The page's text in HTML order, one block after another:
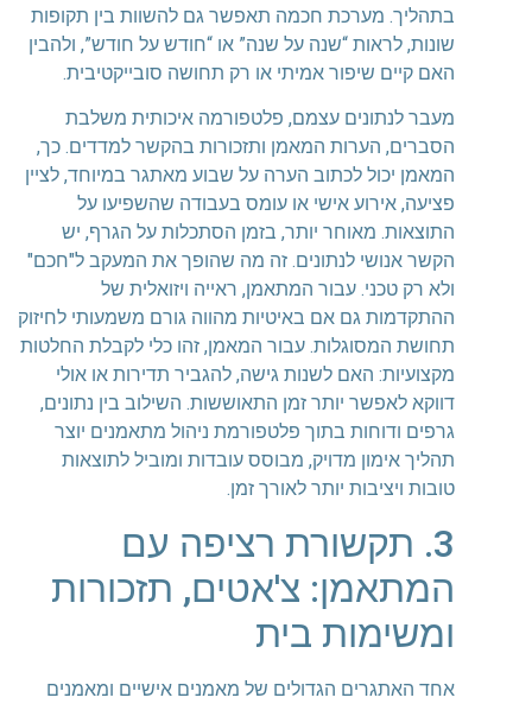
בתהליך. מערכת חכמה תאפשר גם להשוות בין תקופות
שונות, לראות “שנה על שנה” או “חודש על חודש”, ולהבין
האם קיים שיפור אמיתי או רק תחושה סובייקטיבית.
מעבר לנתונים עצמם, פלטפורמה איכותית משלבת
הסברים, הערות המאמן ותזכורות בהקשר למדדים. כך,
המאמן יכול לכתוב הערה על שבוע מאתגר במיוחד, לציין
פציעה, אירוע אישי או עומס בעבודה שהשפיעו על
התוצאות. מאוחר יותר, בזמן הסתכלות על הגרף, יש
הקשר אנושי לנתונים. זה מה שהופך את המעקב ל"חכם"
ולא רק טכני. עבור המתאמן, ראייה ויזואלית של
ההתקדמות גם אם באיטיות מהווה גורם משמעותי לחיזוק
תחושת המסוגלות. עבור המאמן, זהו כלי לקבלת החלטות
מקצועיות: האם לשנות גישה, להגביר תדירות או אולי
דווקא לאפשר יותר זמן התאוששות. השילוב בין נתונים,
גרפים ודוחות בתוך פלטפורמת ניהול מתאמנים יוצר
תהליך אימון מדויק, מבוסס עובדות ומוביל לתוצאות
טובות ויציבות יותר לאורך זמן.
3. תקשורת רציפה עם
המתאמן: צ'אטים, תזכורות
ומשימות בית
אחד האתגרים הגדולים של מאמנים אישיים ומאמנים